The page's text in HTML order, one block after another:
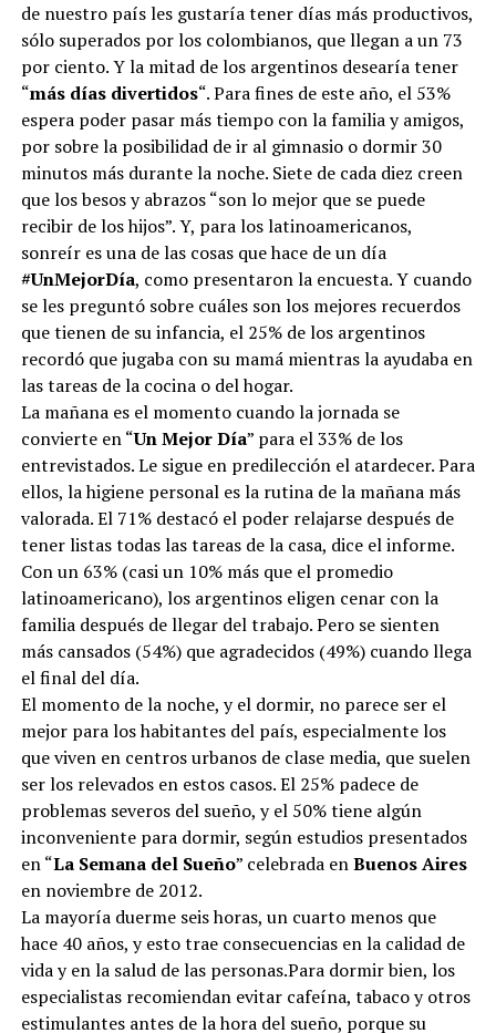
de nuestro país les gustaría tener días más productivos,
sólo superados por los colombianos, que llegan a un 73
por ciento. Y la mitad de los argentinos desearía tener
“más días divertidos“. Para fines de este año, el 53%
espera poder pasar más tiempo con la familia y amigos,
por sobre la posibilidad de ir al gimnasio o dormir 30
minutos más durante la noche. Siete de cada diez creen
que los besos y abrazos “son lo mejor que se puede
recibir de los hijos”. Y, para los latinoamericanos,
sonreír es una de las cosas que hace de un día
#UnMejorDía, como presentaron la encuesta. Y cuando
se les preguntó sobre cuáles son los mejores recuerdos
que tienen de su infancia, el 25% de los argentinos
recordó que jugaba con su mamá mientras la ayudaba en
las tareas de la cocina o del hogar.
La mañana es el momento cuando la jornada se
convierte en “Un Mejor Día” para el 33% de los
entrevistados. Le sigue en predilección el atardecer. Para
ellos, la higiene personal es la rutina de la mañana más
valorada. El 71% destacó el poder relajarse después de
tener listas todas las tareas de la casa, dice el informe.
Con un 63% (casi un 10% más que el promedio
latinoamericano), los argentinos eligen cenar con la
familia después de llegar del trabajo. Pero se sienten
más cansados (54%) que agradecidos (49%) cuando llega
el final del día.
El momento de la noche, y el dormir, no parece ser el
mejor para los habitantes del país, especialmente los
que viven en centros urbanos de clase media, que suelen
ser los relevados en estos casos. El 25% padece de
problemas severos del sueño, y el 50% tiene algún
inconveniente para dormir, según estudios presentados
en “La Semana del Sueño” celebrada enBuenos Aires
en noviembre de 2012.
La mayoría duerme seis horas, un cuarto menos que
hace 40 años, y esto trae consecuencias en la calidad de
vida y en la salud de las personas.Para dormir bien, los
especialistas recomiendan evitar cafeína, tabaco y otros
estimulantes antes de la hora del sueño, porque su